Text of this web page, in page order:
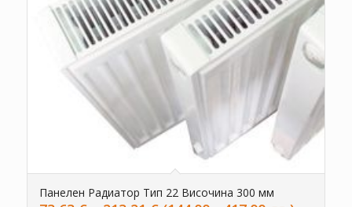
Панелен Радиатор Тип 22 Височина 300 мм